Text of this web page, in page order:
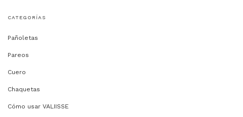
CATEGORÍAS
Pañoletas
Pareos
Cuero
Chaquetas
Cómo usar VALIISSE